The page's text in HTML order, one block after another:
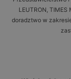
LEUTRON,
doradztwo w